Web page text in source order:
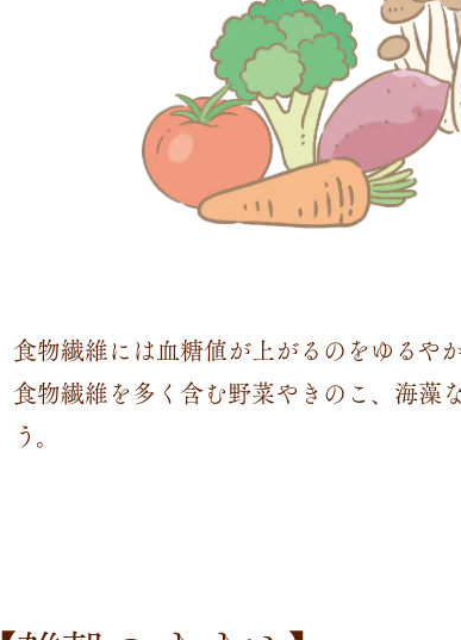
食物繊維には血糖値が上がるのをゆるや
食物繊維を多く含む野菜やきのこ、海藻
う。